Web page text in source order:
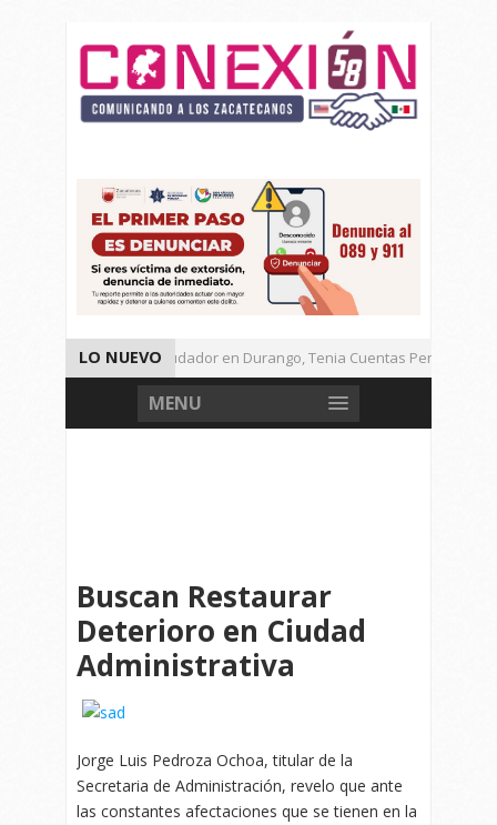
LO NUEVO
Detienen a Defraudador en Durango, Tenia Cuentas Pendientes en
Presenta Presidenta Sheinbaum, 10 Acciones Para Explotación de
MENU
Buscan Restaurar
Deterioro en Ciudad
Administrativa
Jorge Luis Pedroza Ochoa, titular de la
Secretaria de Administración, revelo que ante
las constantes afectaciones que se tienen en la